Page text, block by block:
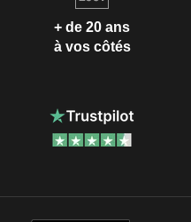
+ de 20 ans
à vos côtés